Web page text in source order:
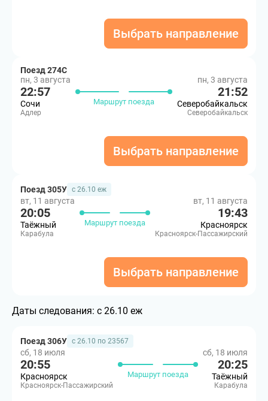
Выбрать направление
Поезд 274С
пн, 3 августа
22:57
Сочи
Адлер
Маршрут поезда
пн, 3 августа
21:52
Северобайкальск
Северобайкальск
Выбрать направление
Поезд 305У с 26.10 еж
вт, 11 августа
20:05
Таёжный
Карабула
Маршрут поезда
вт, 11 августа
19:43
Красноярск
Красноярск-Пассажирский
Выбрать направление
Даты следования: с 26.10 еж
Поезд 306У с 26.10 по 23567
сб, 18 июля
20:55
Красноярск
Красноярск-Пассажирский
Маршрут поезда
сб, 18 июля
20:25
Таёжный
Карабула